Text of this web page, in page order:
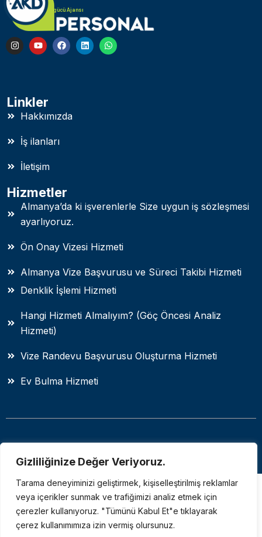
Gizliliğinize Değer Veriyoruz.
Tarama deneyiminizi geliştirmek, kişiselleştirilmiş reklamlar
veya içerikler sunmak ve trafiğimizi analiz etmek için
çerezler kullanıyoruz. "Tümünü Kabul Et"e tıklayarak
çerez kullanımımıza izin vermiş olursunuz.
Türk Alman iş gücü Ajansı
Linkler
Hakkımızda
İş ilanları
İletişim
Hizmetler
Almanya’da ki işverenlerle Size uygun iş sözleşmesi
ayarlıyoruz.
Ön Onay Vizesi Hizmeti
Almanya Vize Başvurusu ve Süreci Takibi Hizmeti
Denklik İşlemi Hizmeti
Hangi Hizmeti Almalıyım? (Göç Öncesi Analiz
Hizmeti)
Vize Randevu Başvurusu Oluşturma Hizmeti
Ev Bulma Hizmeti